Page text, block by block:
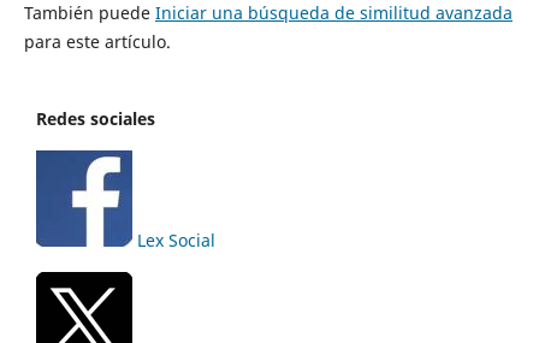
También puede Iniciar una búsqueda de similitud avanzada
para este artículo.
Redes sociales
Lex Social